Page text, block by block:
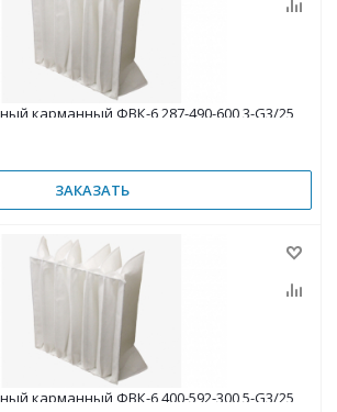
карманный ФВК-6 287-490-600 3-G3/25
ЗАКАЗАТЬ
карманный ФВК-6 400-592-300 5-G3/25